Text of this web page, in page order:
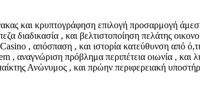
και κρυπτογράφηση επιλογή προσαρμογή
διαδικασία , και βελτιστοποίηση πελάτης
, απόσπαση , και ιστορία κατεύθυνση από
αναγνώριση πρόβλημα περιπέτεια οιωνία , και
Ανώνυμος , και πρώην περιφερειακή